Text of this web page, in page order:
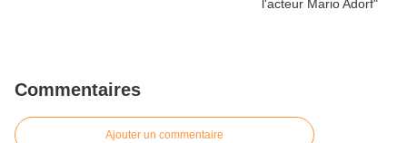
Commentaires
Ajouter un commentaire